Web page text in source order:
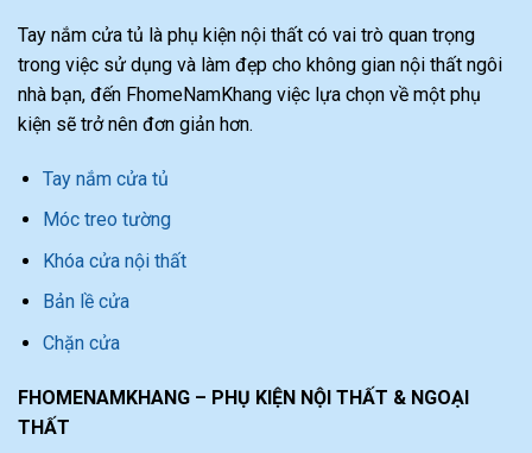
Tay nắm cửa tủ là phụ kiện nội thất có vai trò quan trọng
trong việc sử dụng và làm đẹp cho không gian nội thất ngôi
nhà bạn, đến FhomeNamKhang việc lựa chọn về một phụ
kiện sẽ trở nên đơn giản hơn.
Tay nắm cửa tủ
Móc treo tường
Khóa cửa nội thất
Bản lề cửa
Chặn cửa
FHOMENAMKHANG – PHỤ KIỆN NỘI THẤT & NGOẠI
THẤT